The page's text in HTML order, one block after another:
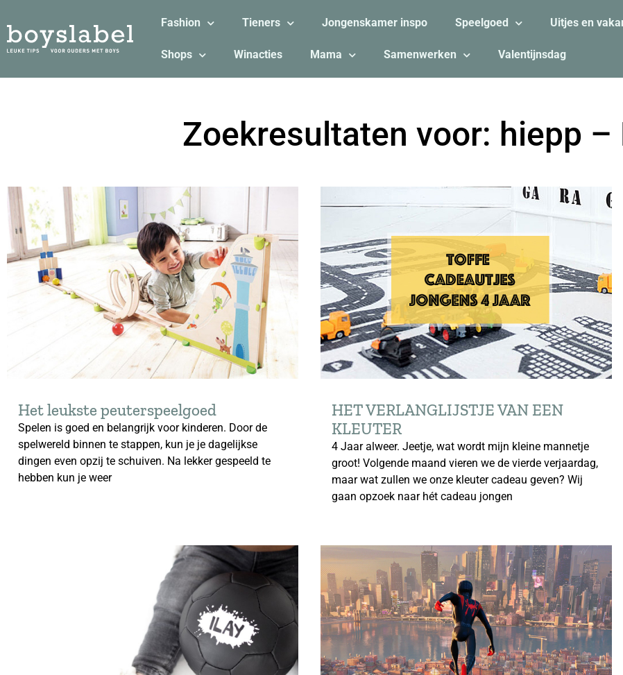
Fashion Tieners Jongenskamer inspo Speelgoed Uitjes en
Shops Winacties Mama Samenwerken Valentijnsdag
Zoekresultaten voor: hiepp –
Het leukste peuterspeelgoed
Spelen is goed en belangrijk voor kinderen. Door de
spelwereld binnen te stappen, kun je je dagelijkse
dingen even opzij te schuiven. Na lekker gespeeld te
hebben kun je weer
HET VERLANGLIJSTJE VAN EEN
KLEUTER
4 Jaar alweer. Jeetje, wat wordt mijn kleine mannetje
groot! Volgende maand vieren we de vierde verjaardag,
maar wat zullen we onze kleuter cadeau geven? Wij
gaan opzoek naar hét cadeau jongen